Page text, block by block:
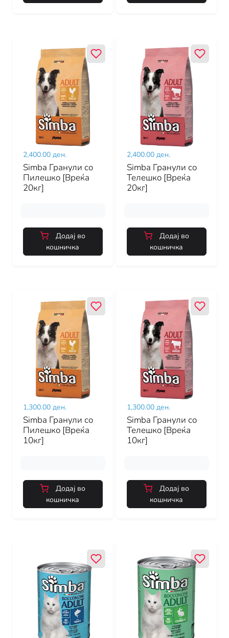
2,400.00 ден.
Simba Гранули со
Пилешко [Вреќа
20кг]
Додај во
кошничка
2,400.00 ден.
Simba Гранули со
Телешко [Вреќа
20кг]
Додај во
кошничка
1,300.00 ден.
Simba Гранули со
Пилешко [Вреќа
10кг]
Додај во
кошничка
1,300.00 ден.
Simba Гранули со
Телешко [Вреќа
10кг]
Додај во
кошничка